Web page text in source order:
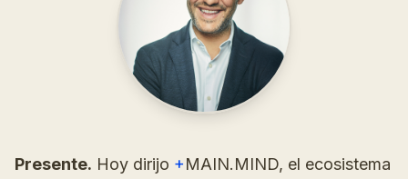
Presente. Hoy dirijo +MAIN.MIND, el ecosistema